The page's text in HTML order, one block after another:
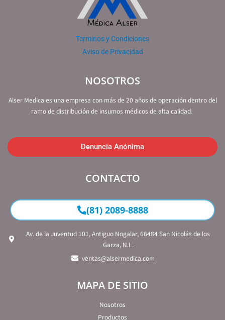
Terminos y Condiciones
Aviso de Privacidad
NOSOTROS
Alser Medica es una empresa con más de 20 años de operación dentro del
ramo de distribución de insumos médicos de alta calidad.
Denuncia Anónima
CONTACTO
(81) 2089-8888
Av. de la Juventud 101, Antiguo Nogalar, 66484 San Nicolás de los
Garza, N.L.
ventas@alsermedica.com
MAPA DE SITIO
Nosotros
Productos